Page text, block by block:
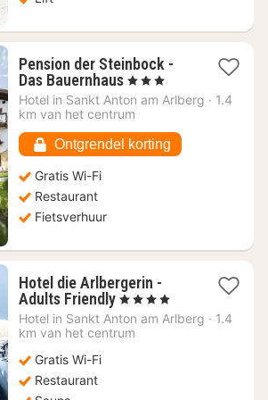
Pension der Steinbock -
Das Bauernhaus1
nacht
vanaf
49,10
, 3 Sterren
Hotel in Sankt Anton am Arlberg · 1.4
km van het centrum
Ontgrendel korting
Gratis Wi-Fi
Restaurant
Fietsverhuur
Hotel die Arlbergerin -
Adults Friendly1
nacht
vanaf
, 4 Sterren
Hotel in Sankt Anton am Arlberg · 1.4
km van het centrum
Gratis Wi-Fi
Restaurant